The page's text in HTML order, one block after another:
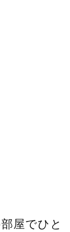
屋でひと